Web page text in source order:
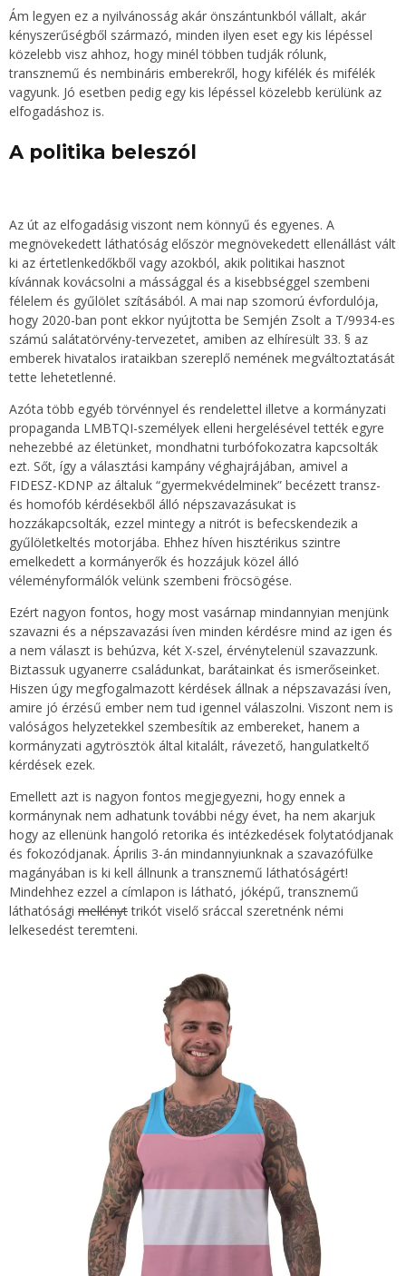
Ám legyen ez a nyilvánosság akár önszántunkból vállalt, akár
kényszerűségből származó, minden ilyen eset egy kis lépéssel
közelebb visz ahhoz, hogy minél többen tudják rólunk,
transznemű és nembináris emberekről, hogy kifélék és mifélék
vagyunk. Jó esetben pedig egy kis lépéssel közelebb kerülünk az
elfogadáshoz is.
A politika beleszól
Az út az elfogadásig viszont nem könnyű és egyenes. A
megnövekedett láthatóság először megnövekedett ellenállást vált
ki az értetlenkedőkből vagy azokból, akik politikai hasznot
kívánnak kovácsolni a mássággal és a kisebbséggel szembeni
félelem és gyűlölet szításából. A mai nap szomorú évfordulója,
hogy 2020-ban pont ekkor nyújtotta be Semjén Zsolt a T/9934-es
számú salátatörvény-tervezetet, amiben az elhíresült 33. § az
emberek hivatalos irataikban szereplő nemének megváltoztatását
tette lehetetlenné.
Azóta több egyéb törvénnyel és rendelettel illetve a kormányzati
propaganda LMBTQI-személyek elleni hergelésével tették egyre
nehezebbé az életünket, mondhatni turbófokozatra kapcsolták
ezt. Sőt, így a választási kampány véghajrájában, amivel a
FIDESZ-KDNP az általuk “gyermekvédelminek” becézett transz-
és homofób kérdésekből álló népszavazásukat is
hozzákapcsolták, ezzel mintegy a nitrót is befecskendezik a
gyűlöletkeltés motorjába. Ehhez híven hisztérikus szintre
emelkedett a kormányerők és hozzájuk közel álló
véleményformálók velünk szembeni fröcsögése.
Ezért nagyon fontos, hogy most vasárnap mindannyian menjünk
szavazni és a népszavazási íven minden kérdésre mind az igen és
a nem választ is behúzva, két X-szel, érvénytelenül szavazzunk.
Biztassuk ugyanerre családunkat, barátainkat és ismerőseinket.
Hiszen úgy megfogalmazott kérdések állnak a népszavazási íven,
amire jó érzésű ember nem tud igennel válaszolni. Viszont nem is
valóságos helyzetekkel szembesítik az embereket, hanem a
kormányzati agytrösztök által kitalált, rávezető, hangulatkeltő
kérdések ezek.
Emellett azt is nagyon fontos megjegyezni, hogy ennek a
kormánynak nem adhatunk további négy évet, ha nem akarjuk
hogy az ellenünk hangoló retorika és intézkedések folytatódjanak
és fokozódjanak. Április 3-án mindannyiunknak a szavazófülke
magányában is ki kell állnunk a transznemű láthatóságért!
Mindehhez ezzel a címlapon is látható, jóképű, transznemű
láthatósági mellényttrikót viselő sráccal szeretnénk némi
lelkesedést teremteni.